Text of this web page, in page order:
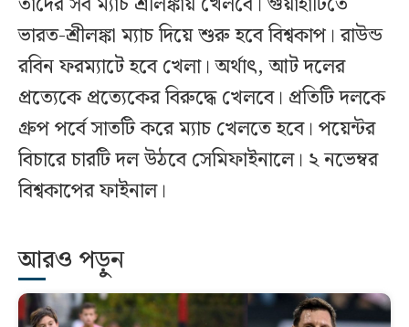
ভারত-শ্রীলঙ্কা ম্যাচ দিয়ে শুরু হবে বিশ্বকাপ। রাউন্ড
রবিন ফরম্যাটে হবে খেলা। অর্থাৎ, আট দলের
প্রত্যেকে প্রত্যেকের বিরুদ্ধে খেলবে। প্রতিটি দলকে
গ্রুপ পর্বে সাতটি করে ম্যাচ খেলতে হবে। পয়েন্টর
বিচারে চারটি দল উঠবে সেমিফাইনালে। ২ নভেম্বর
বিশ্বকাপের ফাইনাল।
আরও পড়ুন